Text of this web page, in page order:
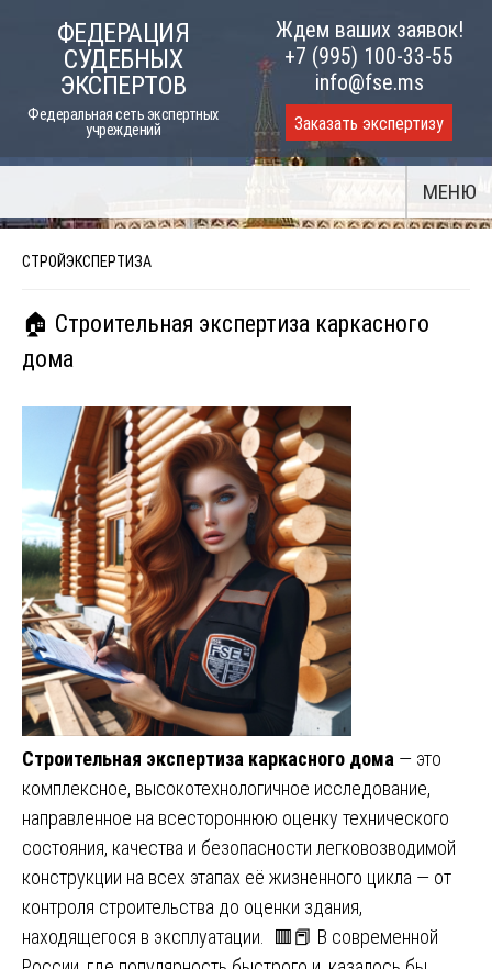
ФЕДЕРАЦИЯ
СУДЕБНЫХ
ЭКСПЕРТОВ
Федеральная сеть экспертных
учреждений
Ждем ваших заявок!
+7 (995) 100-33-55
info@fse.ms
Заказать экспертизу
МЕНЮ
СТРОЙЭКСПЕРТИЗА
🏠 Строительная экспертиза каркасного
дома
Строительная экспертиза каркасного дома — это
комплексное, высокотехнологичное исследование,
направленное на всестороннюю оценку технического
состояния, качества и безопасности легковозводимой
конструкции на всех этапах её жизненного цикла — от
контроля строительства до оценки здания,
находящегося в эксплуатации. 🟥📕 В современной